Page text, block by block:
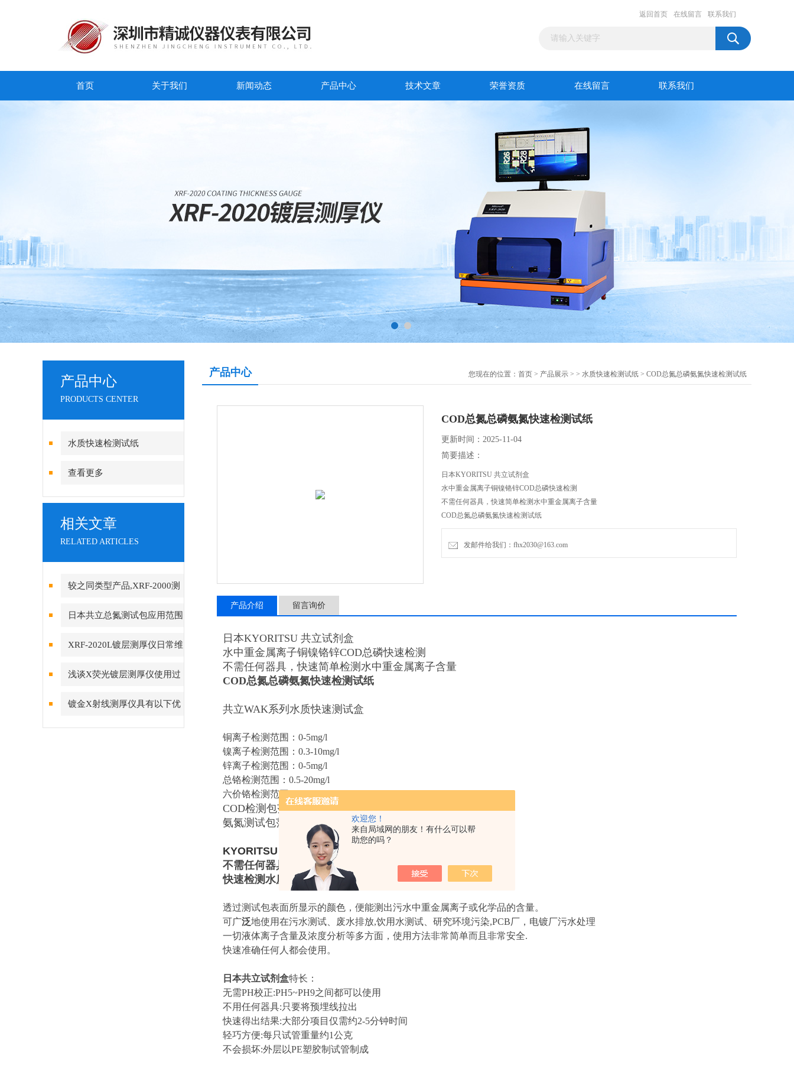
欢迎您！
来自局域网的朋友！有什么可以帮
助您的吗？
返回首页 在线留言 联系我们
首页 关于我们 新闻动态 产品中心 技术文章 荣誉资质 在线留言 联系我们
产品中心
PRODUCTS CENTER
水质快速检测试纸
查看更多
相关文章
RELATED ARTICLES
较之同类型产品,XRF-2000测
厚仪真正做到物超所值
日本共立总氮测试包应用范围
XRF-2020L镀层测厚仪日常维
护要点
浅谈X荧光镀层测厚仪使用过
程中需要注意的问题
镀金X射线测厚仪具有以下优
点和缺点
产品中心 您现在的位置： 首页 > 产品展示 > > 水质快速检测试纸 > COD总氮总磷氨氮快速检测试纸
COD总氮总磷氨氮快速检测试纸
更新时间：2025-11-04
简要描述：
日本KYORITSU 共立试剂盒
水中重金属离子铜镍铬锌COD总磷快速检测
不需任何器具，快速简单检测水中重金属离子含量
COD总氮总磷氨氮快速检测试纸
发邮件给我们：fhx2030@163.com
产品介绍 留言询价
日本KYORITSU 共立试剂盒
水中重金属离子铜镍铬锌COD总磷快速检测
不需任何器具，快速简单检测水中重金属离子含量
COD总氮总磷氨氮快速检测试纸
共立WAK系列水质快速测试盒
铜离子检测范围：0-5mg/l
镍离子检测范围：0.3-10mg/l
锌离子检测范围：0-5mg/l
总铬检测范围：0.5-20mg/l
六价铬检测范围：0.05-2mg/l
COD检测包范围：0-100或0-250mg/l
氨氮测试包范围：0.2-10或0-20mg/l
KYORITSU
共立WAK水质测试盒
不需任何器具
快速检测水质中铜,镍,铬,六价铬,锌,氰,氨氮,总氮,总磷,COD等。
透过测试包表面所显示的颜色，便能测出污水中重金属离子或化学品的含量。
可广泛地使用在污水测试、废水排放,饮用水测试、研究环境污染,PCB厂，电镀厂污水处理
一切液体离子含量及浓度分析等多方面，使用方法非常简单而且非常安全.
快速准确任何人都会使用。
日本共立试剂盒特长：
无需PH校正:PH5~PH9之间都可以使用
不用任何器具:只要将预埋线拉出
快速得出结果:大部分项目仅需约2-5分钟时间
轻巧方便:每只试管重量约1公克
不会损坏:外层以PE塑胶制试管制成